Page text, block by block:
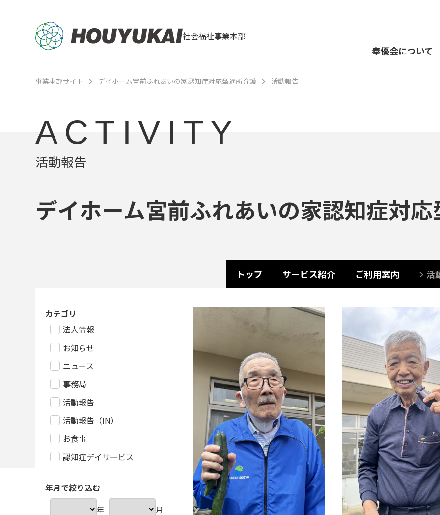
社会福祉事業本部
奉優会について
事業本部サイト デイホーム宮前ふれあいの家認知症対応型通所介護 活動報告
ACTIVITY
活動報告
デイホーム宮前ふれあいの家認知症対
トップ サービス紹介 ご利用案内 活
カテゴリ
法人情報
お知らせ
ニュース
事務局
活動報告
活動報告（IN）
お食事
認知症デイサービス
年月で絞り込む
年 月